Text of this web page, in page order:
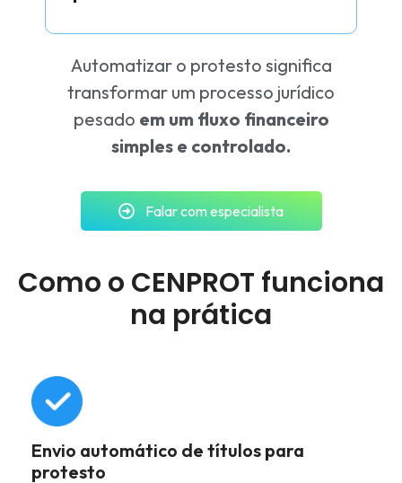
Automatizar o protesto significa
transformar um processo jurídico
pesado em um fluxo financeiro
simples e controlado.
Falar com especialista
Como o CENPROT funciona
na prática
Envio automático de títulos para
protesto